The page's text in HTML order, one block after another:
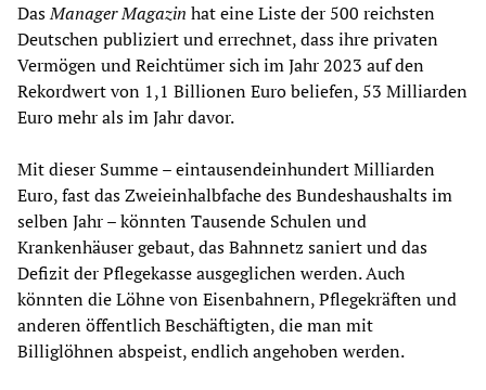
DasManager Magazin hat eine Liste der 500 reichsten
Deutschen publiziert und errechnet, dass ihre privaten
Vermögen und Reichtümer sich im Jahr 2023 auf den
Rekordwert von 1,1 Billionen Euro beliefen, 53 Milliarden
Euro mehr als im Jahr davor.
Mit dieser Summe – eintausendeinhundert Milliarden
Euro, fast das Zweieinhalbfache des Bundeshaushalts im
selben Jahr – könnten Tausende Schulen und
Krankenhäuser gebaut, das Bahnnetz saniert und das
Defizit der Pflegekasse ausgeglichen werden. Auch
könnten die Löhne von Eisenbahnern, Pflegekräften und
anderen öffentlich Beschäftigten, die man mit
Billiglöhnen abspeist, endlich angehoben werden.